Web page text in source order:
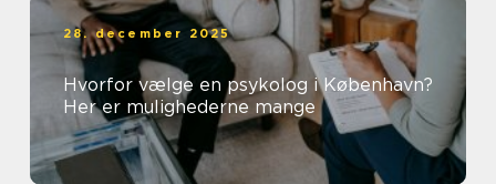
28. december 2025
Hvorfor vælge en psykolog i København?
Her er mulighederne mange